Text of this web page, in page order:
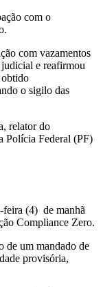
com o
com vazamentos
e reafirmou
o sigilo das
relator do
Polícia Federal (PF)
feira (4) de manhã
Compliance Zero.
de um mandado de
provisória,